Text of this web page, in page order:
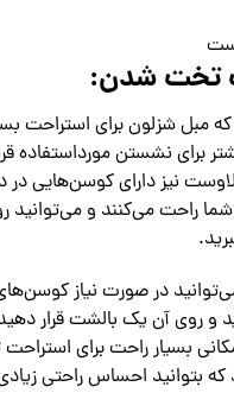
که مبل شزلون برای استراحت
برای نشستن مورداستفاده
لاوست نیز دارای کوسن‌هایی
راحت می‌کنند و می‌توانید
در صورت نیاز
و روی آن یک بالشت قرار
بسیار راحت برای
بتوانید احساس راحتی زیادی